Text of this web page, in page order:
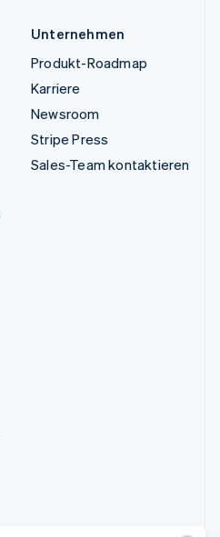
Unternehmen
Produkt-Roadmap
Karriere
Newsroom
Stripe Press
Sales-Team kontaktieren